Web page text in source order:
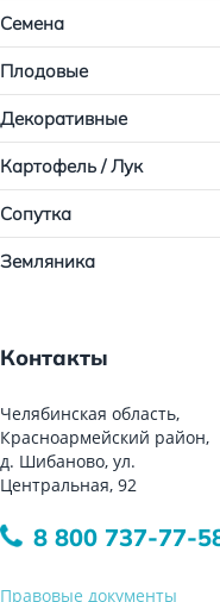
Семена
Плодовые
Декоративные
Картофель / Лук
Сопутка
Земляника
Контакты
Челябинская область,
Красноармейский район,
д. Шибаново, ул.
Центральная, 92
8 800 737-77-
Правовые документы